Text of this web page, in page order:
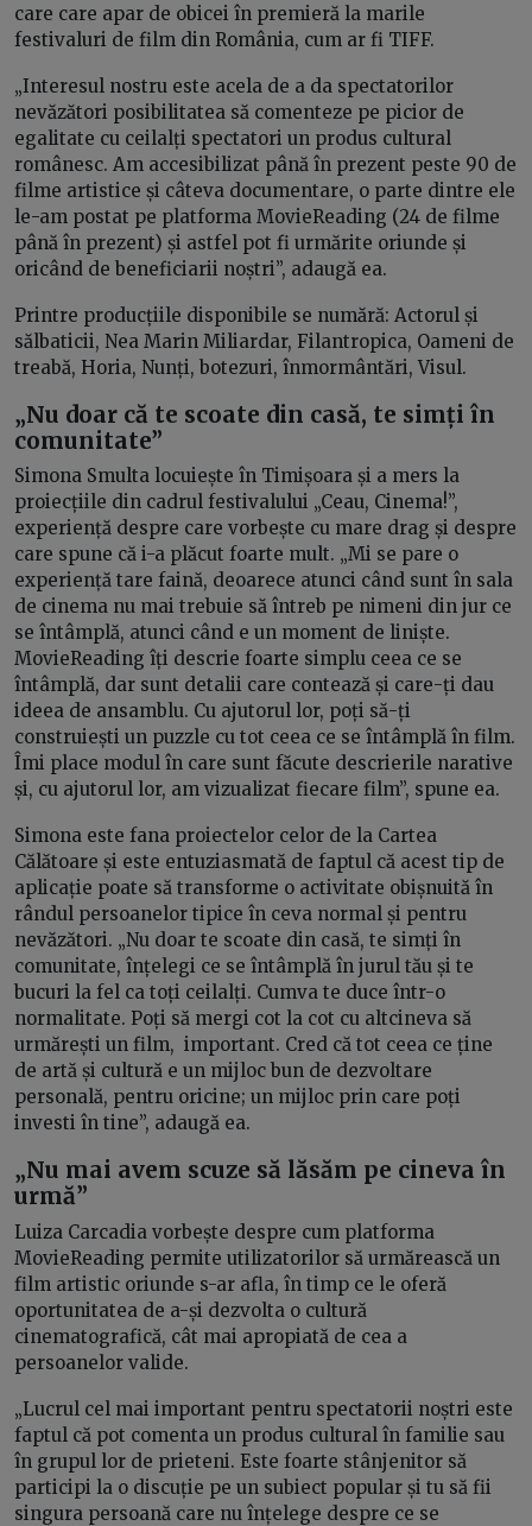
care care apar de obicei în premieră la marile
festivaluri de film din România, cum ar fi TIFF.
„Interesul nostru este acela de a da spectatorilor
nevăzători posibilitatea să comenteze pe picior de
egalitate cu ceilalți spectatori un produs cultural
românesc. Am accesibilizat până în prezent peste 90 de
filme artistice și câteva documentare, o parte dintre ele
le-am postat pe platforma MovieReading (24 de filme
până în prezent) și astfel pot fi urmărite oriunde și
oricând de beneficiarii noștri”, adaugă ea.
Printre producțiile disponibile se numără: Actorul și
sălbaticii, Nea Marin Miliardar, Filantropica, Oameni de
treabă, Horia, Nunți, botezuri, înmormântări, Visul.
„Nu doar că te scoate din casă, te simți în
comunitate”
Simona Smulta locuiește în Timișoara și a mers la
proiecțiile din cadrul festivalului „Ceau, Cinema!”,
experiență despre care vorbește cu mare drag și despre
care spune că i-a plăcut foarte mult. „Mi se pare o
experiență tare faină, deoarece atunci când sunt în sala
de cinema nu mai trebuie să întreb pe nimeni din jur ce
se întâmplă, atunci când e un moment de liniște.
MovieReading îți descrie foarte simplu ceea ce se
întâmplă, dar sunt detalii care contează și care-ți dau
ideea de ansamblu. Cu ajutorul lor, poți să-ți
construiești un puzzle cu tot ceea ce se întâmplă în film.
Îmi place modul în care sunt făcute descrierile narative
și, cu ajutorul lor, am vizualizat fiecare film”, spune ea.
Simona este fana proiectelor celor de la Cartea
Călătoare și este entuziasmată de faptul că acest tip de
aplicație poate să transforme o activitate obișnuită în
rândul persoanelor tipice în ceva normal și pentru
nevăzători. „Nu doar te scoate din casă, te simți în
comunitate, înțelegi ce se întâmplă în jurul tău și te
bucuri la fel ca toți ceilalți. Cumva te duce într-o
normalitate. Poți să mergi cot la cot cu altcineva să
urmărești un film, important. Cred că tot ceea ce ține
de artă și cultură e un mijloc bun de dezvoltare
personală, pentru oricine; un mijloc prin care poți
investi în tine”, adaugă ea.
„Nu mai avem scuze să lăsăm pe cineva în
urmă”
Luiza Carcadia vorbește despre cum platforma
MovieReading permite utilizatorilor să urmărească un
film artistic oriunde s-ar afla, în timp ce le oferă
oportunitatea de a-și dezvolta o cultură
cinematografică, cât mai apropiată de cea a
persoanelor valide.
„Lucrul cel mai important pentru spectatorii noștri este
faptul că pot comenta un produs cultural în familie sau
în grupul lor de prieteni. Este foarte stânjenitor să
participi la o discuție pe un subiect popular și tu să fii
singura persoană care nu înțelege despre ce se